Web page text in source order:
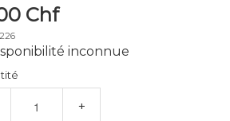
Chf
inconnue
+